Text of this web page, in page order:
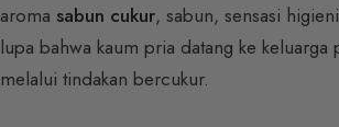
aroma sabun cukur, sabun, sensasi
lupa bahwa kaum pria datang ke keluarga
melalui tindakan bercukur.